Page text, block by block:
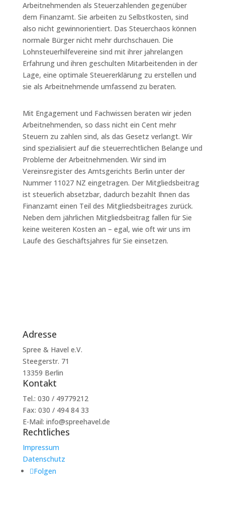
Arbeitnehmenden als Steuerzahlenden gegenüber
dem Finanzamt. Sie arbeiten zu Selbstkosten, sind
also nicht gewinnorientiert. Das Steuerchaos können
normale Bürger nicht mehr durchschauen. Die
Lohnsteuerhilfevereine sind mit ihrer jahrelangen
Erfahrung und ihren geschulten Mitarbeitenden in der
Lage, eine optimale Steuererklärung zu erstellen und
sie als Arbeitnehmende umfassend zu beraten.
Mit Engagement und Fachwissen beraten wir jeden
Arbeitnehmenden, so dass nicht ein Cent mehr
Steuern zu zahlen sind, als das Gesetz verlangt. Wir
sind spezialisiert auf die steuerrechtlichen Belange und
Probleme der Arbeitnehmenden. Wir sind im
Vereinsregister des Amtsgerichts Berlin unter der
Nummer 11027 NZ eingetragen. Der Mitgliedsbeitrag
ist steuerlich absetzbar, dadurch bezahlt Ihnen das
Finanzamt einen Teil des Mitgliedsbeitrages zurück.
Neben dem jährlichen Mitgliedsbeitrag fallen für Sie
keine weiteren Kosten an – egal, wie oft wir uns im
Laufe des Geschäftsjahres für Sie einsetzen.
Adresse
Spree & Havel e.V.
Steegerstr. 71
13359 Berlin
Kontakt
Tel.: 030 / 49779212
Fax: 030 / 494 84 33
E-Mail: info@spreehavel.de
Rechtliches
Impressum
Datenschutz
Folgen